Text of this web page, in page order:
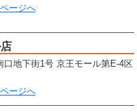
ージへ
地下街1号 京王モール第E-4区
ージへ